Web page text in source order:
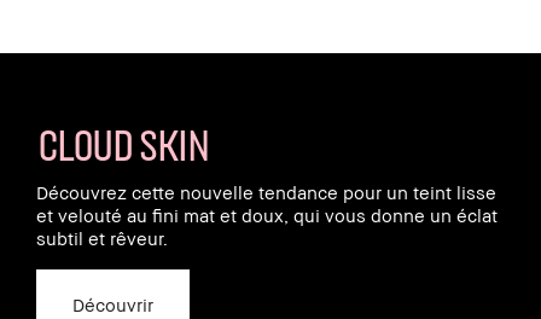
CLOUD SKIN
Découvrez cette nouvelle tendance pour un teint lisse
et velouté au fini mat et doux, qui vous donne un éclat
subtil et rêveur.
Découvrir